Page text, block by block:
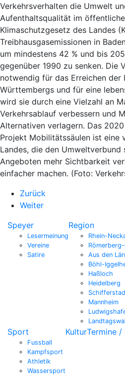
Verkehrsverhalten die Umwelt
Aufenthaltsqualität im
Klimaschutzgesetz des Landes
Treibhausgasemissionen in
um mindestens 42 % und bis
gegenüber 1990 zu senken. Die
notwendig für das Erreichen der
Württembergs und für eine
wird sie durch eine Vielzahl an
Verkehrsablauf verbessern und
Alternativen verlagern. Das
Projekt Mobilitätssäulen ist eine
Landes, die den Umweltverbund
Angeboten mehr Sichtbarkeit
einfacher machen. (Foto:
Zurück
Weiter
Speyer
Lesermeinung
Vereine
Satire
Region
Rhein-
Aus den
Böhl-
Haßloch
Heidelberg
Mannheim
Sport
Fussball
Kampfsport
Athletik
Wassersport
KulturTermine /